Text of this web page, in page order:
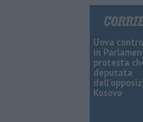
Uova
in
protesta
deputata
Kosovo